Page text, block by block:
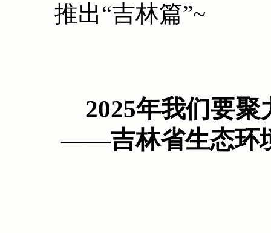
推出“吉林篇”~
2025年我们要
——吉林省生态环